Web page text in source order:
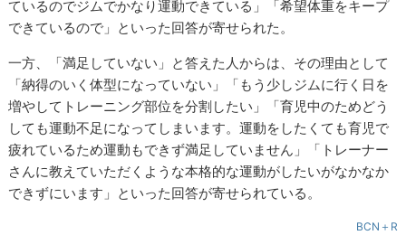
ているのでジムでかなり運動できている」「希望体重をキープ
できているので」といった回答が寄せられた。
一方、「満足していない」と答えた人からは、その理由として
「納得のいく体型になっていない」「もう少しジムに行く日を
増やしてトレーニング部位を分割したい」「育児中のためどう
しても運動不足になってしまいます。運動をしたくても育児で
疲れているため運動もできず満足していません」「トレーナー
さんに教えていただくような本格的な運動がしたいがなかなか
できずにいます」といった回答が寄せられている。
BCN＋R